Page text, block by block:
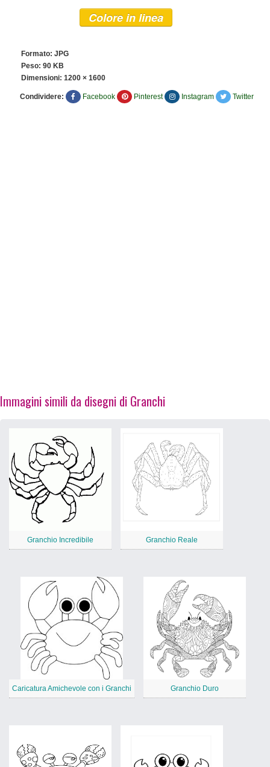
Colore in linea
Formato: JPG
Peso: 90 KB
Dimensioni: 1200 × 1600
Condividere: Facebook Pinterest Instagram Twitter
Immagini simili da disegni di Granchi
Granchio Incredibile Granchio Reale
Caricatura Amichevole con i Granchi Granchio Duro